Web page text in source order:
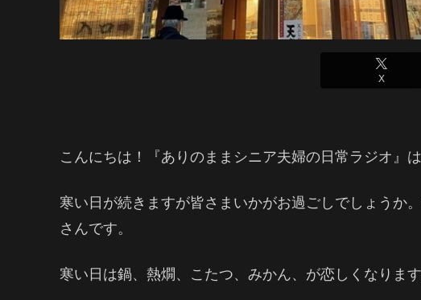
X
こんにちは！『ありのままシニア夫婦の日常ラジオ』は
寒い日が続きますが皆さまいかがお過ごしでしょうか
さんです。
寒い日は鍋、熱燗、こたつ、みかん、が恋しくなりま